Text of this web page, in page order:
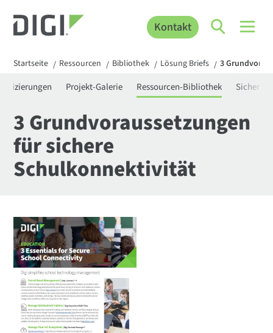
Kontakt
Startseite / Ressourcen / Bibliothek / Lösung Briefs / 3
Projekt-Galerie Ressourcen-Bibliothek
3 Grundvoraussetzungen
für sichere
Schulkonnektivität